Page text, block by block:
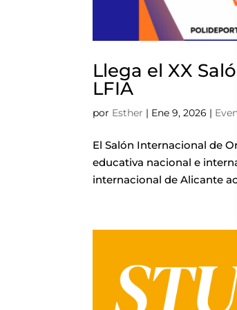
Llega el XX
LFIA
por Esther | Ene 9, 2026 |
El Salón Internacional de
educativa nacional e
internacional de Alicante